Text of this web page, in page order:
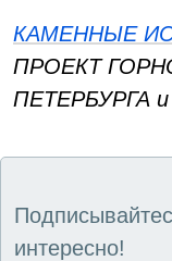
КАМЕННЫЕ
ПРОЕКТ
ПЕТЕРБУРГА
интересно!